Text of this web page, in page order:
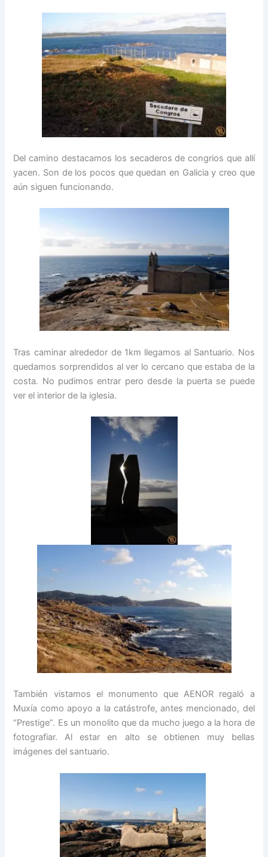
Del camino destacamos los secaderos de congrios que allí
yacen. Son de los pocos que quedan en Galicia y creo que
aún siguen funcionando.
Tras caminar alrededor de 1km llegamos al Santuario. Nos
quedamos sorprendidos al ver lo cercano que estaba de la
costa. No pudimos entrar pero desde la puerta se puede
ver el interior de la iglesia.
También vistamos el monumento que AENOR regaló a
Muxía como apoyo a la catástrofe, antes mencionado, del
“Prestige”. Es un monolito que da mucho juego a la hora de
fotografiar. Al estar en alto se obtienen muy bellas
imágenes del santuario.